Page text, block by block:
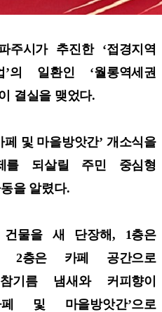
주시가 추진한 ‘접경지역
’의 일환인 ‘월롱역세권
결실을 맺었다.
및 마을방앗간’ 개소식을
를 되살릴 주민 중심형
을 알렸다.
물을 새 단장해, 1층은
, 2층은 카페 공간으로
기름 냄새와 커피향이
페 및 마을방앗간’으로